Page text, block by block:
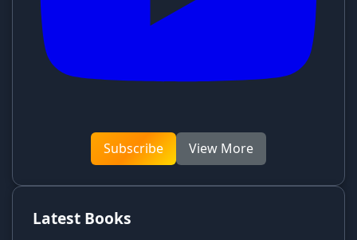
Subscribe View More
Latest Books